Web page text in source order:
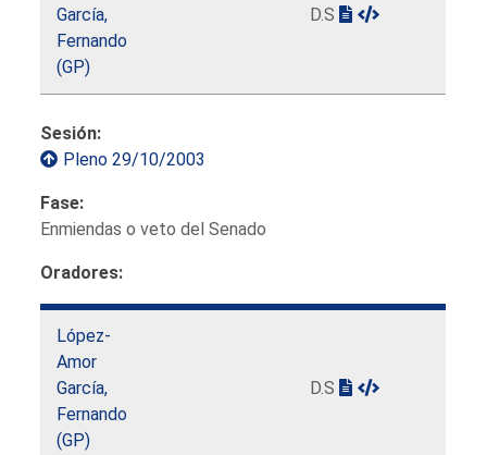
García,
Fernando
(GP)
D.S
Sesión:
Pleno 29/10/2003
Fase:
Enmiendas o veto del Senado
Oradores:
López-
Amor
García,
Fernando
(GP)
D.S